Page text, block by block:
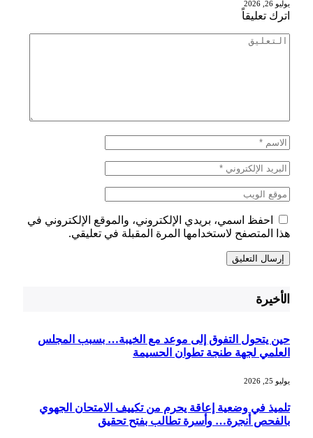
يوليو 26, 2026
اترك تعليقاً
احفظ اسمي، بريدي الإلكتروني، والموقع الإلكتروني في
هذا المتصفح لاستخدامها المرة المقبلة في تعليقي.
الأخيرة
حين يتحول التفوق إلى موعد مع الخيبة… بسبب المجلس
العلمي لجهة طنجة تطوان الحسيمة
يوليو 25, 2026
تلميذ في وضعية إعاقة يحرم من تكييف الامتحان الجهوي
بالفحص أنجرة… وأسرة تطالب بفتح تحقيق